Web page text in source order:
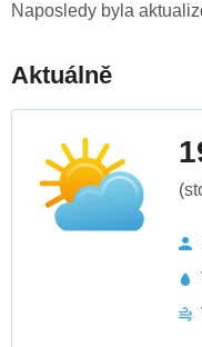
Naposledy byla
Aktuálně